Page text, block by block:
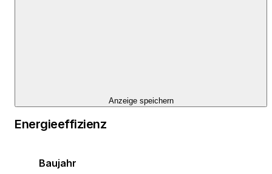
Anzeige speichern
Energieeffizienz
Baujahr